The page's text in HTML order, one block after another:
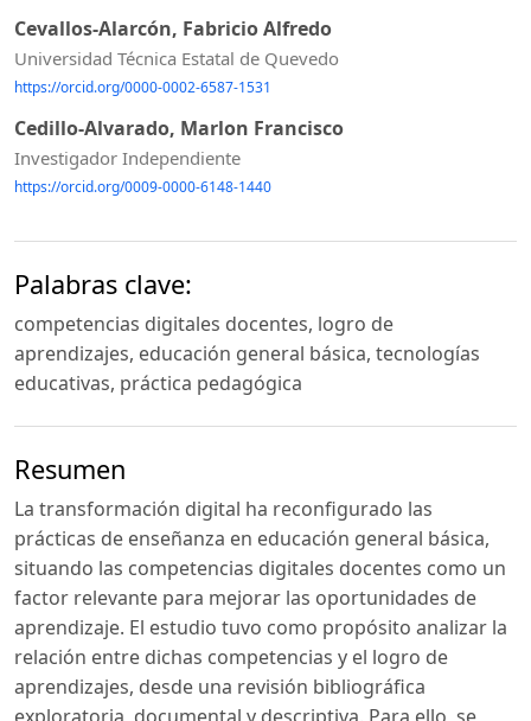
Cevallos-Alarcón, Fabricio Alfredo
Universidad Técnica Estatal de Quevedo
https://orcid.org/0000-0002-6587-1531
Cedillo-Alvarado, Marlon Francisco
Investigador Independiente
https://orcid.org/0009-0000-6148-1440
Palabras clave:
competencias digitales docentes, logro de
aprendizajes, educación general básica, tecnologías
educativas, práctica pedagógica
Resumen
La transformación digital ha reconfigurado las
prácticas de enseñanza en educación general básica,
situando las competencias digitales docentes como un
factor relevante para mejorar las oportunidades de
aprendizaje. El estudio tuvo como propósito analizar la
relación entre dichas competencias y el logro de
aprendizajes, desde una revisión bibliográfica